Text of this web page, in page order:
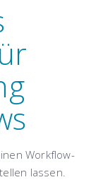
Workflow-
lassen.